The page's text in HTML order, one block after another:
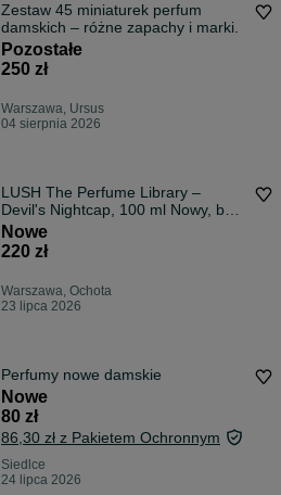
Zestaw 45 miniaturek perfum
damskich – różne zapachy i marki.
Pozostałe
250 zł
Warszawa, Ursus
04 sierpnia 2026
LUSH The Perfume Library –
Devil's Nightcap, 100 ml Nowy, bez
pudełka.
Nowe
220 zł
Warszawa, Ochota
23 lipca 2026
Perfumy nowe damskie
Nowe
80 zł
86,30 zł z Pakietem Ochronnym
Siedlce
24 lipca 2026